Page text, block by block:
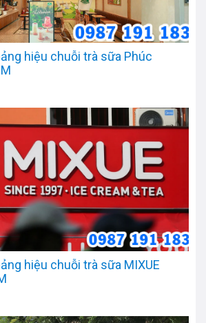
hiệu chuỗi trà sữa Phúc
hiệu chuỗi trà sữa MIXUE